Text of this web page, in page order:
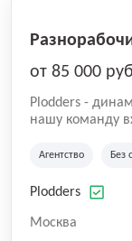
от 85 000
Plodders -
нашу команду
на рынке
оказываемых
Агентство Без
Plodders
Москва